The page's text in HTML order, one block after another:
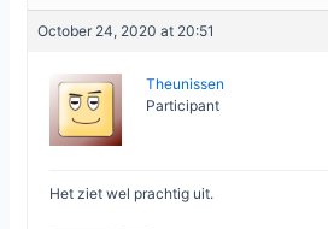
October 24, 2020 at 20:51
Theunissen
Participant
Het ziet wel prachtig uit.